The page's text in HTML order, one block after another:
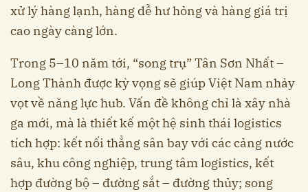
xử lý hàng lạnh, hàng dễ hư hỏng và hàng giá trị
cao ngày càng lớn.
Trong 5–10 năm tới, “song trụ” Tân Sơn Nhất –
Long Thành được kỳ vọng sẽ giúp Việt Nam nhảy
vọt về năng lực hub. Vấn đề không chỉ là xây nhà
ga mới, mà là thiết kế một hệ sinh thái logistics
tích hợp: kết nối thẳng sân bay với các cảng nước
sâu, khu công nghiệp, trung tâm logistics, kết
hợp đường bộ – đường sắt – đường thủy; song